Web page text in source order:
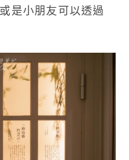
是小朋友可以透過